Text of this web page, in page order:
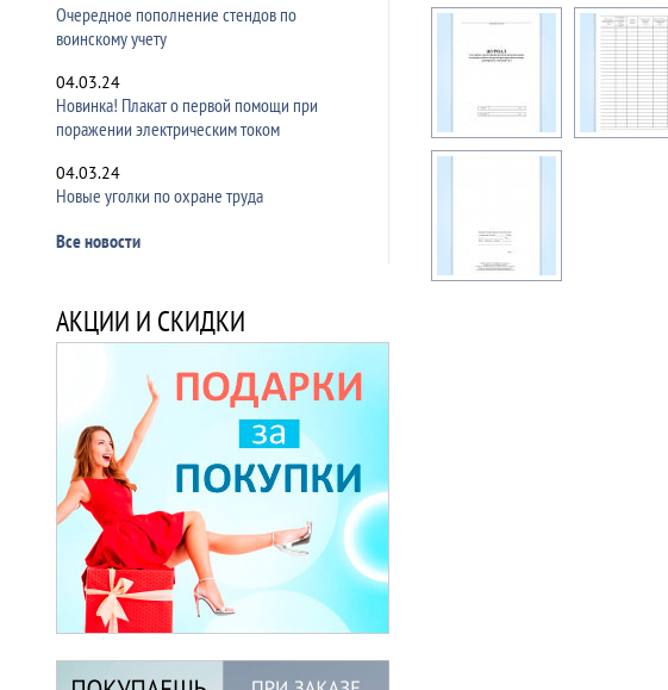
Очередное пополнение стендов по
воинскому учету
04.03.24
Новинка! Плакат о первой помощи при
поражении электрическим током
04.03.24
Новые уголки по охране труда
Все новости
АКЦИИ И СКИДКИ